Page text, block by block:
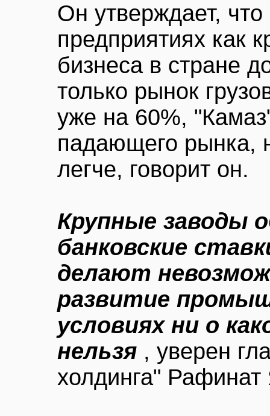
Он утверждает,
предприятиях как
бизнеса в стране
только рынок
уже на 60%,
падающего рынка,
легче, говорит он.
Крупные заводы
банковские
делают
развитие
условиях ни о
нельзя , уверен
холдинга"